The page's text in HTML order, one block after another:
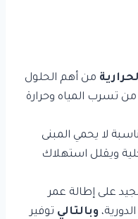
من أهم الحلول
من تسرب المياه وحرارة
لا يحمي المبنى
ويقلل استهلاك
على إطالة عمر
وبالتالي توفير